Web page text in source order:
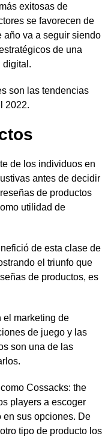
exitosas de
se favorecen de
año va a seguir siendo
de una
digital.
son las tendencias
2022.
de los individuos en
antes de decidir
de productos
utilidad de
de esta clase de
el triunfo que
de productos, es
el marketing de
de juego y las
son una de las
Cossacks: the
players a escoger
sus opciones. De
tipo de producto los